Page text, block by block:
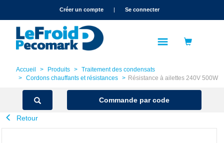
text.skipToNavigationCréer un compte | Se connecter
Accueil Produits
Traitement des condensats
Cordons chauffants et résistances
Résistance à ailettes 240V 500W
Commande par code
Retour